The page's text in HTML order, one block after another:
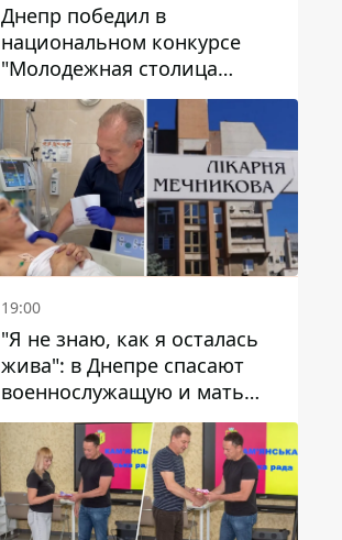
Днепр победил в
национальном конкурсе
"Молодежная столица
Украины – 2026"
19:00
"Я не знаю, как я осталась
жива": в Днепре спасают
военнослужащую и мать
четверых детей, которую
ранил КАБ